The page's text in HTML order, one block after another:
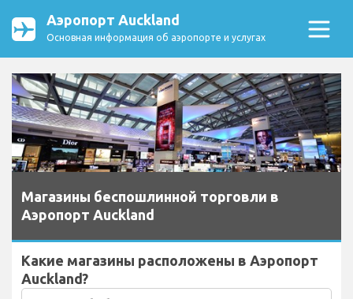
Аэропорт Auckland
Основная информация об аэропорте и услугах
Магазины беспошлинной торговли в
Аэропорт Auckland
Какие магазины расположены в Аэропорт
Auckland?